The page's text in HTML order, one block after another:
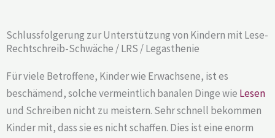
Schlussfolgerung zur Unterstützung von Kindern mit Lese-
Rechtschreib-Schwäche / LRS / Legasthenie​
Für viele Betroffene, Kinder wie Erwachsene, ist es
beschämend, solche vermeintlich banalen Dinge wie Lesen
und Schreiben nicht zu meistern. Sehr schnell bekommen
Kinder mit, dass sie es nicht schaffen. Dies ist eine enorm